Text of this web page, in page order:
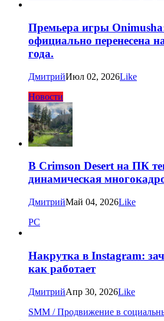
Премьера игры
официально перенесена
года.
ДмитрийИюл 02, 2026Like
Новости
В Crimson Desert на ПК
динамическая
ДмитрийМай 04, 2026Like
PC
Накрутка в Instagram:
как работает
ДмитрийАпр 30, 2026Like
SMM / Продвижение в